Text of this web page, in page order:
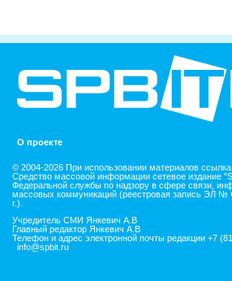
О проекте
© 2004-2026 При использовании материалов
Средство массовой информации сетевое издание
Федеральной службы по надзору в сфере связи,
массовых коммуникаций (реестровая запись ЭЛ №
г.).
Учредитель СМИ Янкевич А.В
Главный редактор Янкевич А.В
Телефон и адрес электронной почты редакции +7
info@spbit.ru